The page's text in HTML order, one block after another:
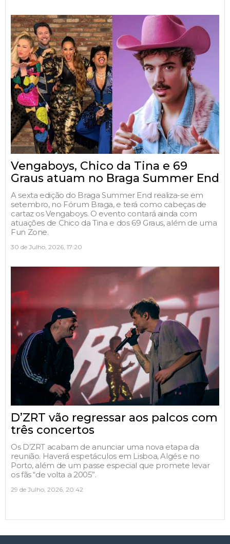
Vengaboys, Chico da Tina e 69
Graus atuam no Braga Summer End
A sexta edição do Braga Summer End realiza-se em
setembro, no Fórum Braga, e terá como cabeças de
cartaz os Vengaboys. O evento contará ainda com
atuações de Chico da Tina e dos 69 Graus, além de uma
Fun Zone.
30 de Julho, 2026, 17:20
D’ZRT vão regressar aos palcos com
três concertos
Os D’ZRT acabam de anunciar uma nova etapa da
reunião. Haverá espetáculos em Lisboa, Algés e no
Porto, além de um passe especial que promete levar
os fãs “de volta a 2005”.
29 de Julho, 2026, 20:42